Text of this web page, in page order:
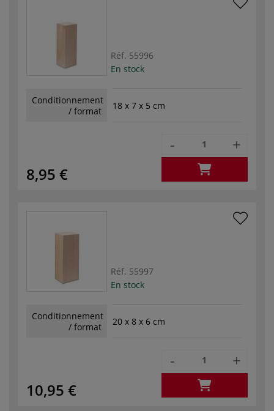
Réf. 55996
En stock
Conditionnement
/ format
18 x 7 x 5 cm
8,95 €
- +
Réf. 55997
En stock
Conditionnement
/ format
20 x 8 x 6 cm
10,95 €
- +